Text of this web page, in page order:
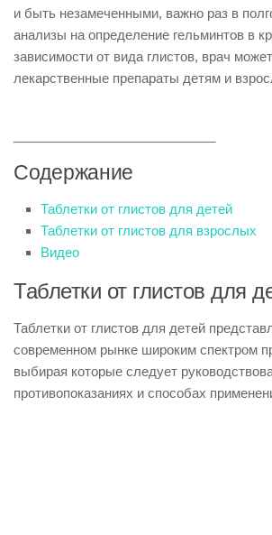
и быть незамеченными, важно раз в
анализы на определение гельминтов в
зависимости от вида глистов, врач
лекарственные препараты детям и
Содержание
Таблетки от глистов для детей
Таблетки от глистов для взрослых
Видео
Таблетки от глистов для
Таблетки от глистов для детей
современном рынке широким спектром
выбирая которые следует
противопоказаниях и способах